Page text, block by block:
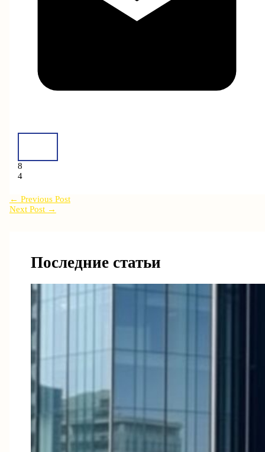
8
4
← Previous Post
Next Post →
Последние статьи